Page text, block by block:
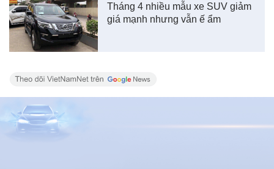
Tháng 4 nhiều mẫu xe SUV giảm
giá mạnh nhưng vẫn ế ẩm